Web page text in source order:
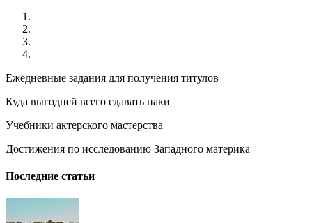
Ежедневные задания для получения титулов
Куда выгодней всего сдавать паки
Учебники актерского мастерства
Достижения по исследованию Западного материка
Последние статьи